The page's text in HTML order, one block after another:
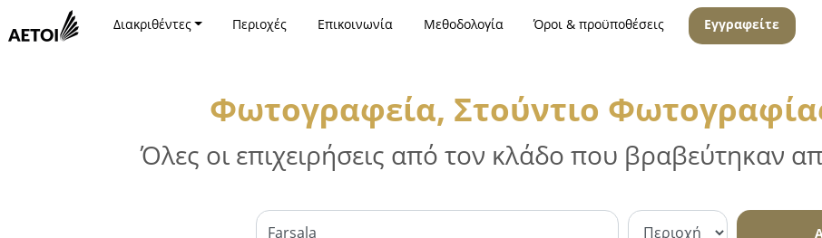
Διακριθέντες Περιοχές Επικοινωνία Μεθοδολογία Όροι & προϋποθέσεις Εγγραφείτε
Φωτογραφεία, Στούντιο
Όλες οι επιχειρήσεις από τον κλάδο που βραβεύτηκαν